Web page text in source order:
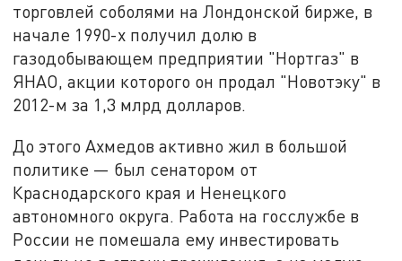
торговлей соболями на Лондонской бирже, в
начале 1990-х получил долю в
газодобывающем предприятии "Нортгаз" в
ЯНАО, акции которого он продал "Новотэку" в
2012-м за 1,3 млрд долларов.
До этого Ахмедов активно жил в большой
политике — был сенатором от
Краснодарского края и Ненецкого
автономного округа. Работа на госслужбе в
России не помешала ему инвестировать